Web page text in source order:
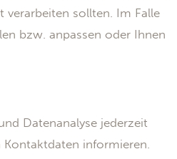
sollten. Im Falle
bzw. anpassen oder Ihnen
Datenanalyse jederzeit
informieren.